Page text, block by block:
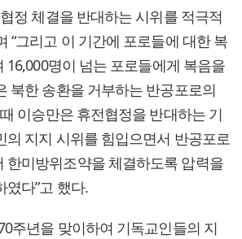
정 체결을 반대하는 시위를 적극적
“그리고 이 기간에 포로들에 대한 복
16,000명이 넘는 포로들에게 복음을
북한 송환을 거부하는 반공포로의
이승만은 휴전협정을 반대하는 기
의 지지 시위를 힘입으면서 반공포로
한미방위조약을 체결하도록 압력을
였다”고 했다.
주년을 맞이하여 기독교인들의 지